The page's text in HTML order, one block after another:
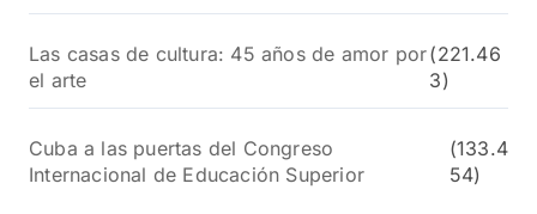
Las casas de cultura: 45 años de amor por
el arte
(221.46
3)
Cuba a las puertas del Congreso
Internacional de Educación Superior
(133.4
54)